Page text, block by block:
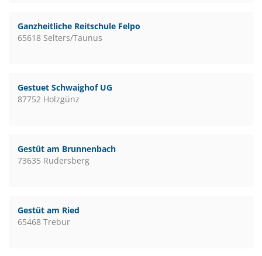
Ganzheitliche Reitschule Felpo
65618 Selters/Taunus
Gestuet Schwaighof UG
87752 Holzgünz
Gestüt am Brunnenbach
73635 Rudersberg
Gestüt am Ried
65468 Trebur